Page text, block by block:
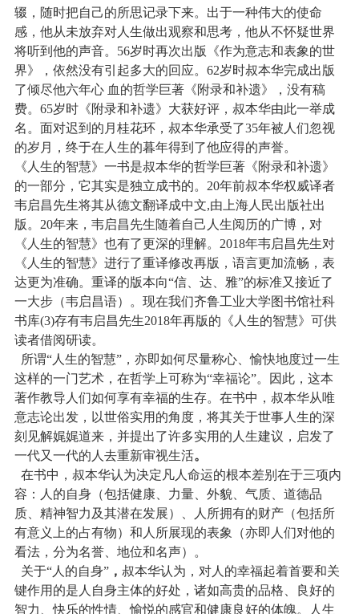
辍，随时把自己的所思记录下来。出于一种伟大的使命
感，他从未放弃对人生做出观察和思考，他从不怀疑世界
将听到他的声音。 56岁时再次出版《作为意志和表象的世
界》，依然没有引起多大的回应。 62岁时叔本华完成出版
了倾尽他六年心 血的哲学巨著《附录和补遗》，没有稿
费。 65岁时《附录和补遗》大获好评，叔本华由此一举成
名。面对迟到的月桂花环，叔本华承受了35年被人们忽视
的岁月，终于在人生的暮年得到了他应得的声誉。
《人生的智慧》一书是叔本华的哲学巨著《附录和补遗》
的一部分，它其实是独立成书的。 20年前叔本华权威译者
韦启昌先生将其从德文翻译成中文,由上海人民出版社出
版。 20年来，韦启昌先生随着自己人生阅历的广博，对
《人生的智慧》也有了更深的理解。 2018年韦启昌先生对
《人生的智慧》进行了重译修改再版，语言更加流畅，表
达更为准确。重译的版本向“信、达、雅”的标准又接近了
一大步（韦启昌语）。现在我们齐鲁工业大学图书馆社科
书库(3)存有韦启昌先生2018年再版的《人生的智慧》可供
读者借阅研读。
所谓“人生的智慧”，亦即如何尽量称心、愉快地度过一生
这样的一门艺术，在哲学上可称为“幸福论”。因此，这本
著作教导人们如何享有幸福的生存。在书中，叔本华从唯
意志论出发，以世俗实用的角度，将其关于世事人生的深
刻见解娓娓道来，并提出了许多实用的人生建议，启发了
一代又一代的人去重新审视生活。
在书中，叔本华认为决定凡人命运的根本差别在于三项内
容：人的自身（包括健康、力量、外貌、气质、道德品
质、精神智力及其潜在发展）、人所拥有的财产（包括所
有意义上的占有物）和人所展现的表象（亦即人们对他的
看法，分为名誉、地位和名声）。
关于“人的自身”， 叔本华认为，对人的幸福起着首要和关
键作用的是人自身主体的好处，诸如高贵的品格、良好的
智力、快乐的性情、愉悦的感官和健康良好的体魄。人生